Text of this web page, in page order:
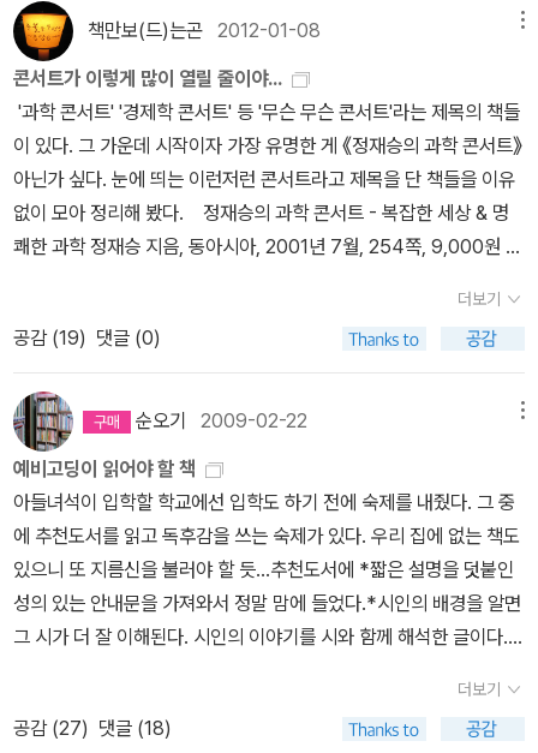
책만보(드)는곤 2012-01-08
콘서트가 이렇게 많이 열릴 줄이야...
'과학 콘서트' '경제학 콘서트' 등 '무슨 무슨 콘서트'라는 제목의 책들
이 있다. 그 가운데 시작이자 가장 유명한 게 《정재승의 과학 콘서트》
아닌가 싶다. 눈에 띄는 이런저런 콘서트라고 제목을 단 책들을 이유
없이 모아 정리해 봤다. 정재승의 과학 콘서트 - 복잡한 세상 & 명
쾌한 과학 정재승 지음, 동아시아, 2001년 7월, 254쪽, 9,000원 어
전도사로 인정받는 과학자 정재승의 첫 책으로 복잡한 사회 현상 뒤
에 감춰진 흥미로운 과학 이야기를 담은 책이다. 이 책이 MBC 〈느낌
표!〉의 책 소개 코너인 '책책책 책을 읽읍시다!'에 선정되면서 엄청나
게 팔린다. 선정된 책들은 그야말로 대박이 났다. 정재승의 과학 콘
서트 - MBC 느낌표 선정도서 정재승 지음, 동아시아, 2003년 11월,
256쪽, 8,000원 〈느낌표!〉 선정 뒤 가격을 낮춘 〈느낌표!〉 버전이다.
그야말로 긴 기간 베스트셀러로 자리매김했다. 정재승의 과학 콘서
트 - 복잡한 세상 명쾌한 과학 정재승 지음, 어크로스, 2011년 7월, 3
60쪽, 13,500원 출간 10주년을 기념해 출간된 개정증보판이다. 10
년이 흐르면서 띠지 문구처럼 '대한민국 과학책의 전설!'이 되어버렸
다. 경제학 콘서트 - 커피 한 잔의 가격부터 중고차 매매의 비밀까
지, 복잡한 세상을 이해하는 명쾌한 경제학의 세계 팀 하포드 지음, 김
명철 옮김, 웅진지식하우스, 2006년 2월, 350쪽, 13,000원 OOO
더보기
공감 (19) 댓글 (0)
순오기 2009-02-22
예비고딩이 읽어야 할 책
아들녀석이 입학할 학교에선 입학도 하기 전에 숙제를 내줬다. 그 중
에 추천도서를 읽고 독후감을 쓰는 숙제가 있다. 우리 집에 없는 책도
있으니 또 지름신을 불러야 할 듯...추천도서에 *짧은 설명을 덧붙인
성의 있는 안내문을 가져와서 정말 맘에 들었다.*시인의 배경을 알면
그 시가 더 잘 이해된다. 시인의 이야기를 시와 함께 해석한 글이다.중
꼭 읽으라고 했는데, 예비고딩에서걸렸다.ㅋㅋㅋ*허균, 윤선도, 정철
등 고전문학사에 영향을 끼친 작가들을 선별하여 고전문학사를 엮은
더보기
공감 (27) 댓글 (18)